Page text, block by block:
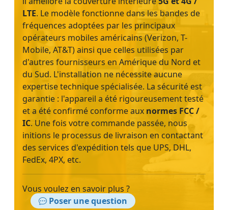
LTE. Le modèle fonctionne dans les bandes de
fréquences adoptées par les principaux
opérateurs mobiles américains (Verizon, T-
Mobile, AT&T) ainsi que celles utilisées par
d'autres fournisseurs en Amérique du Nord et
du Sud. L'installation ne nécessite aucune
expertise technique spécialisée. La sécurité est
garantie : l'appareil a été rigoureusement testé
et a été confirmé conforme aux normes FCC /
IC. Une fois votre commande passée, nous
initions le processus de livraison en contactant
des services d'expédition tels que UPS, DHL,
FedEx, 4PX, etc.
Vous voulez en savoir plus ?
Poser une question